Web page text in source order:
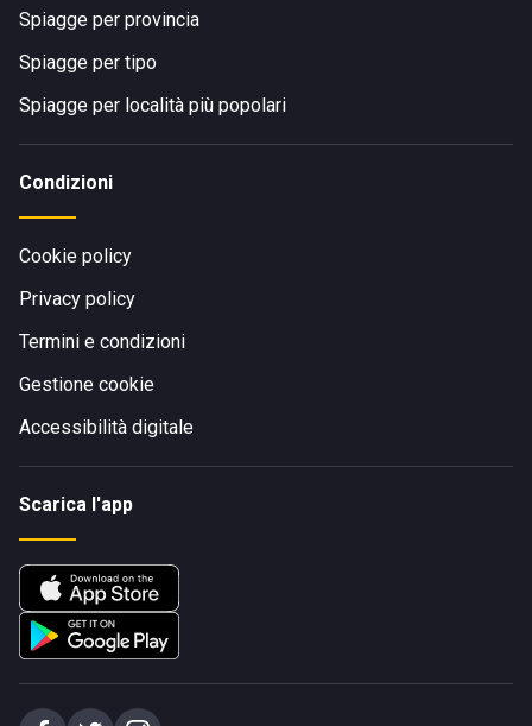
Spiagge per provincia
Spiagge per tipo
Spiagge per località più popolari
Condizioni
Cookie policy
Privacy policy
Termini e condizioni
Gestione cookie
Accessibilità digitale
Scarica l'app